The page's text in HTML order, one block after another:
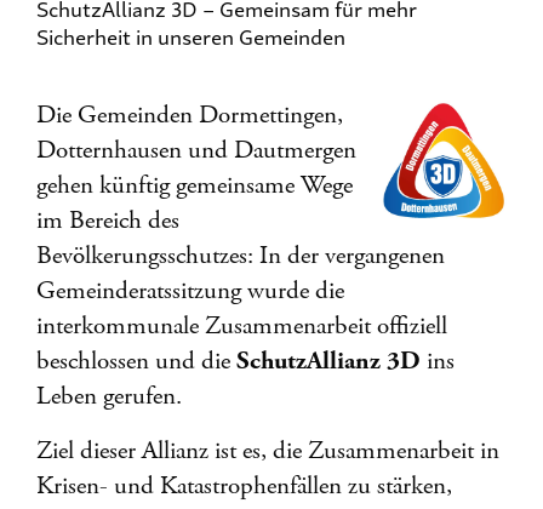
SchutzAllianz 3D – Gemeinsam für mehr
Sicherheit in unseren Gemeinden
Die Gemeinden Dormettingen,
Dotternhausen und Dautmergen
gehen künftig gemeinsame Wege
im Bereich des
Bevölkerungsschutzes: In der vergangenen
Gemeinderatssitzung wurde die
interkommunale Zusammenarbeit offiziell
beschlossen und dieSchutzAllianz 3D ins
Leben gerufen.
Ziel dieser Allianz ist es, die Zusammenarbeit in
Krisen- und Katastrophenfällen zu stärken,